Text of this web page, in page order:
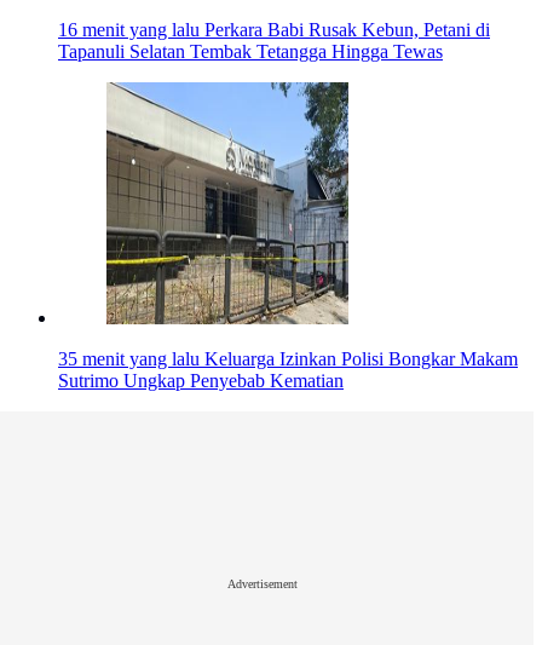
16 menit yang lalu Perkara Babi Rusak Kebun, Petani di
Tapanuli Selatan Tembak Tetangga Hingga Tewas
35 menit yang lalu Keluarga Izinkan Polisi Bongkar Makam
Sutrimo Ungkap Penyebab Kematian
Advertisement